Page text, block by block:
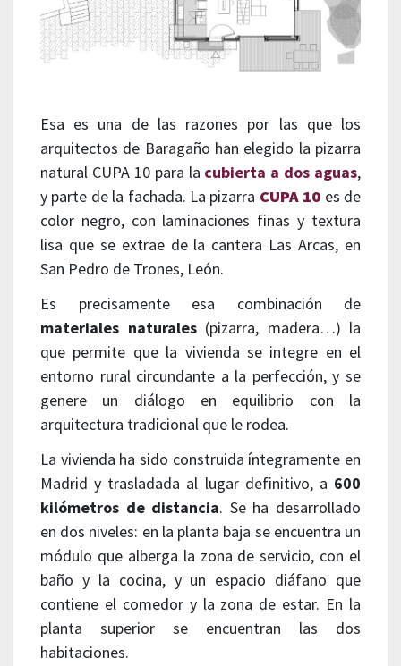
Esa es una de las razones por las que los
arquitectos de Baragaño han elegido la pizarra
natural CUPA 10 para la cubierta a dos aguas,
y parte de la fachada. La pizarra CUPA 10 es de
color negro, con laminaciones finas y textura
lisa que se extrae de la cantera Las Arcas, en
San Pedro de Trones, León.
Es precisamente esa combinación de
materiales naturales(pizarra, madera…) la
que permite que la vivienda se integre en el
entorno rural circundante a la perfección, y se
genere un diálogo en equilibrio con la
arquitectura tradicional que le rodea.
La vivienda ha sido construida íntegramente en
Madrid y trasladada al lugar definitivo, a 600
kilómetros de distancia. Se ha desarrollado
en dos niveles: en la planta baja se encuentra un
módulo que alberga la zona de servicio, con el
baño y la cocina, y un espacio diáfano que
contiene el comedor y la zona de estar. En la
planta superior se encuentran las dos
habitaciones.